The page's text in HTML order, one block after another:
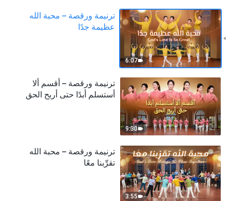
6:07
ترنيمة ورقصة – محبة الله
عظيمة جدًا
9:30
ترنيمة ورقصة – أقسم ألا
أستسلم أبدًا حتى أربح الحق
3:55
ترنيمة ورقصة – محبة الله
تقرِّبنا معًا